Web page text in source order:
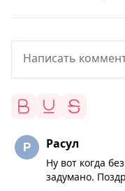
Расул
Ну вот когда
задумано.